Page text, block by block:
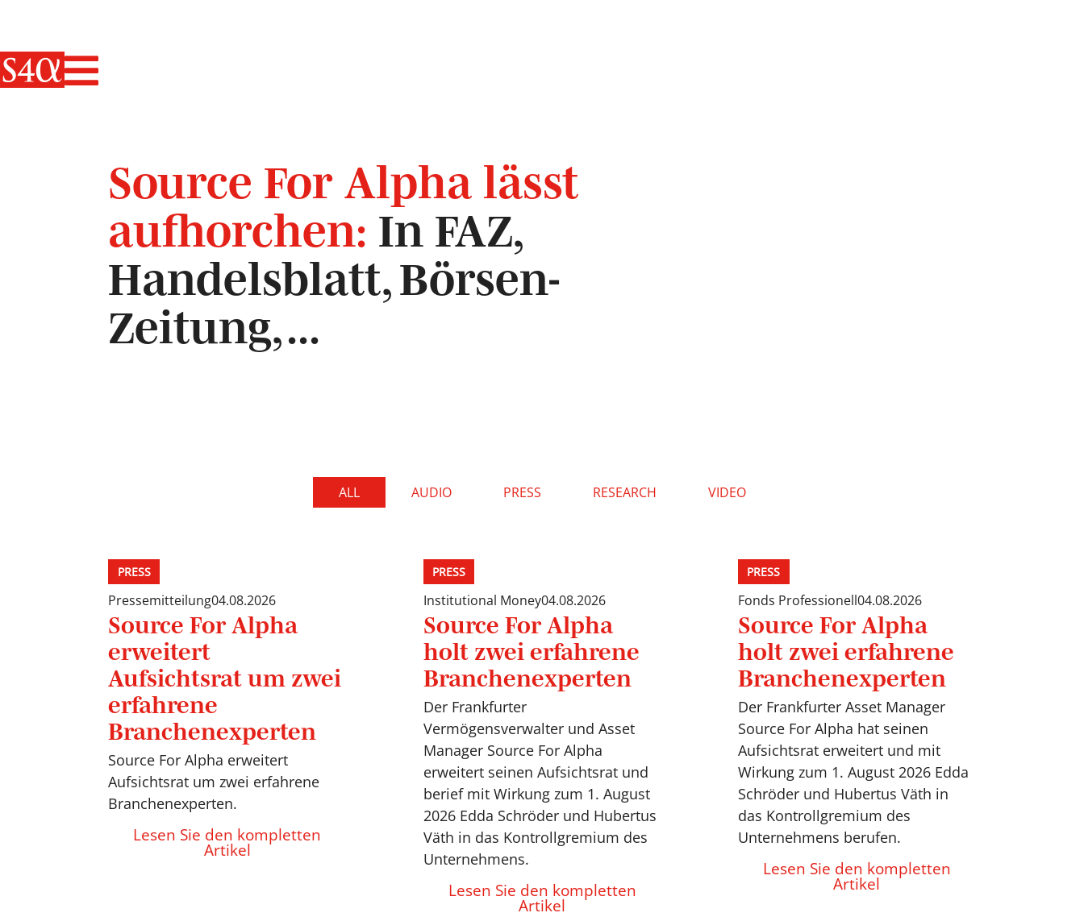
Haupt-Navigation öffnen
Source For Alpha lässt
aufhorchen: In FAZ,
Handelsblatt, Börsen-
Zeitung, ...
AUDIO PRESS RESEARCH VIDEO
ALL
PRESS
Pressemitteilung04.08.2026
Source For Alpha
erweitert
Aufsichtsrat um zwei
erfahrene
Branchenexperten
Source For Alpha erweitert
Aufsichtsrat um zwei erfahrene
Branchenexperten.
Lesen Sie den kompletten
Artikel
PRESS
Institutional Money04.08.2026
Source For Alpha
holt zwei erfahrene
Branchenexperten
Der Frankfurter
Vermögensverwalter und Asset
Manager Source For Alpha
erweitert seinen Aufsichtsrat und
berief mit Wirkung zum 1. August
2026 Edda Schröder und Hubertus
Väth in das Kontrollgremium des
Unternehmens.
Lesen Sie den kompletten
Artikel
PRESS
Fonds Professionell04.08.2026
Source For Alpha
holt zwei erfahrene
Branchenexperten
Der Frankfurter Asset Manager
Source For Alpha hat seinen
Aufsichtsrat erweitert und mit
Wirkung zum 1. August 2026 Edda
Schröder und Hubertus Väth in
das Kontrollgremium des
Unternehmens berufen.
Lesen Sie den kompletten
Artikel